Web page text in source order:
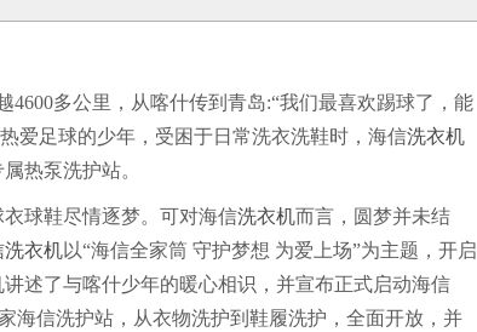
多公里，从喀什传到青岛:“我们最喜欢踢球了，能
爱足球的少年，受困于日常洗衣洗鞋时，海信洗衣机
热泵洗护站。
球鞋尽情逐梦。可对海信洗衣机而言，圆梦并未结
洗衣机以“海信全家筒 守护梦想 为爱上场”为主题，开启
讲述了与喀什少年的暖心相识，并宣布正式启动海信
海信洗护站，从衣物洗护到鞋履洗护，全面开放，并